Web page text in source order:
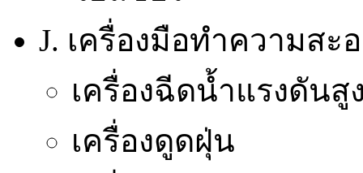
J. เครื่องมือทำความสะ
เครื่องฉีดน้ำแรงดันสู
เครื่องดูดฝุ่น